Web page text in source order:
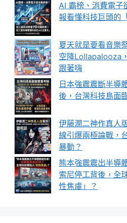
AI 霸榜、消費電子
報看懂科技巨頭的
夏天就是要看音樂
空降Lollapalooza
跟著嗨
日本強震震斷半導
後，台灣科技島面
伊藤潤二神作真人
線引爆兩極論戰，
暴動？
熊本強震震出半導
索尼停工背後，全
性焦慮」？